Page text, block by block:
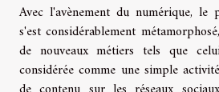
Avec l'avènement du numérique, le
s'est considérablement
de nouveaux métiers tels que
considérée comme une simple